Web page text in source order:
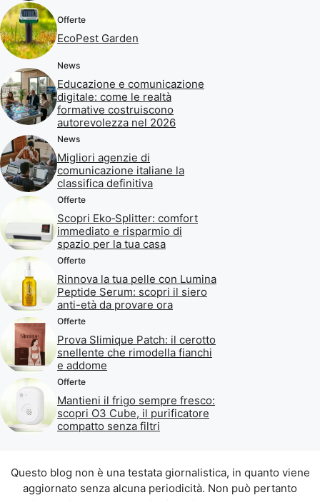
Offerte
EcoPest Garden
News
Educazione e comunicazione
digitale: come le realtà
formative costruiscono
autorevolezza nel 2026
News
Migliori agenzie di
comunicazione italiane la
classifica definitiva
Offerte
Scopri Eko‑Splitter: comfort
immediato e risparmio di
spazio per la tua casa
Offerte
Rinnova la tua pelle con Lumina
Peptide Serum: scopri il siero
anti-età da provare ora
Offerte
Prova Slimique Patch: il cerotto
snellente che rimodella fianchi
e addome
Offerte
Mantieni il frigo sempre fresco:
scopri O3 Cube, il purificatore
compatto senza filtri
Questo blog non è una testata giornalistica, in quanto viene
aggiornato senza alcuna periodicità. Non può pertanto